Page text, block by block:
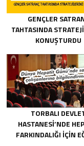
GENÇLER
TAHTASINDA
KONUŞTURDU
TORBALI
HASTANESI’NDE
FARKINDALIĞI IÇIN